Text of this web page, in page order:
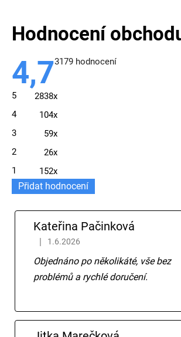
Hodnocení
4,7Průměrné
4,7
5
3179 hodnocení
5
2838x
4
104x
3
59x
2
26x
1
152x
Přidat hodnocení
V
h
Kateřina Pačinková
Hodnocení obchodu je 5 z 5
1.6.2026
Objednáno po několikáté, vše bez
problémů a rychlé doručení.